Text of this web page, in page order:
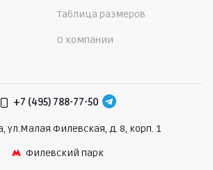
Таблица размеров
О компании
+7 (495) 788-77-50
ул.Малая Филевская, д. 8, корп. 1
Филевский парк